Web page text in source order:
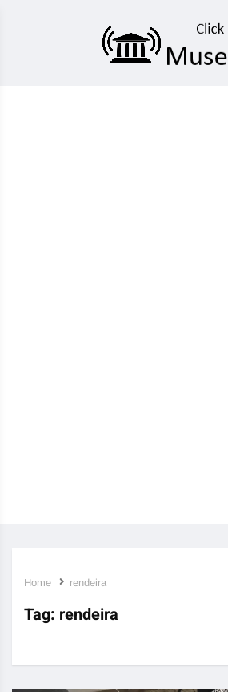
Home rendeira
Tag: rendeira